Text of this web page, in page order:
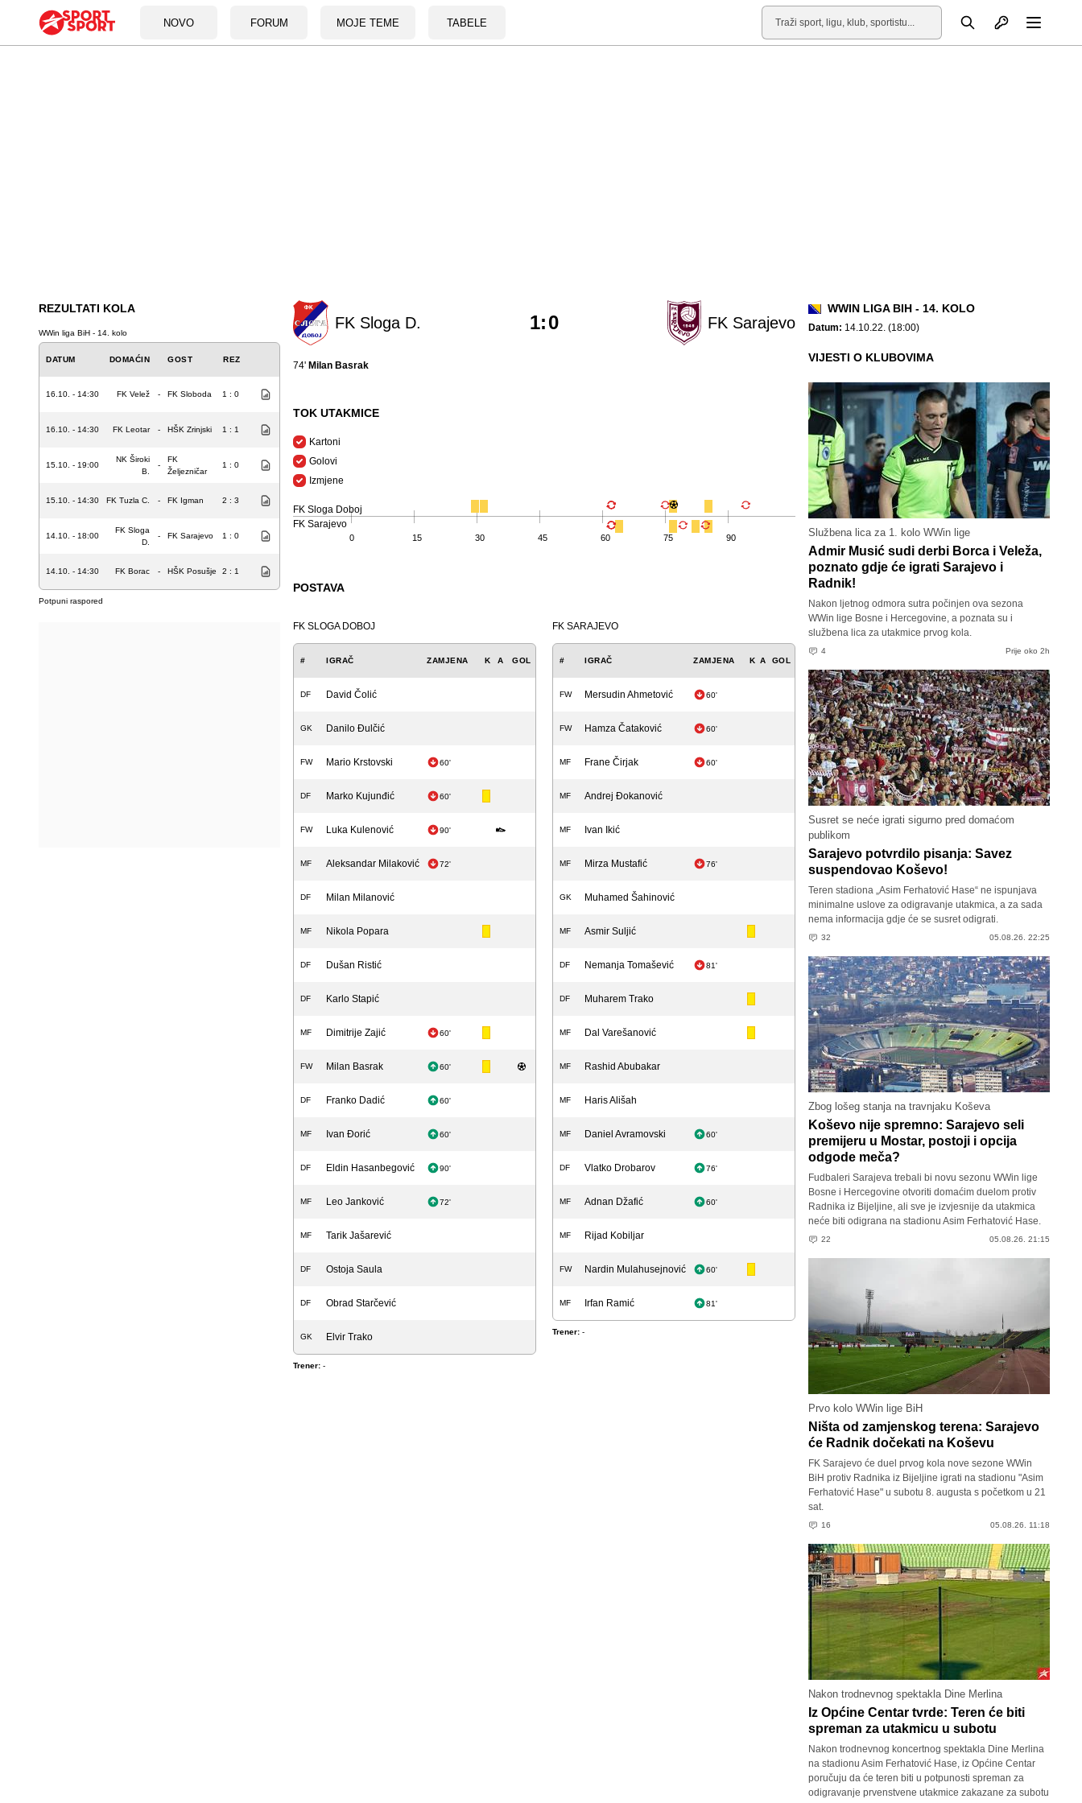
NOVO FORUM MOJE TEME TABELE
Pretraga Otvori profil
REZULTATI KOLA
WWin liga BiH - 14. kolo
DATUM DOMAĆIN GOST REZ
16.10. - 14:30 FK Velež - FK Sloboda 1 : 0
16.10. - 14:30 FK Leotar - HŠK Zrinjski 1 : 1
15.10. - 19:00
NK Široki
B.
-
FK
Željezničar
1 : 0
15.10. - 14:30 FK Tuzla C. - FK Igman 2 : 3
14.10. - 18:00
FK Sloga
D.
- FK Sarajevo 1 : 0
14.10. - 14:30 FK Borac - HŠK Posušje 2 : 1
Potpuni raspored
FK Sloga D. FK Sarajevo
1:0
74' Milan Basrak
TOK UTAKMICE
Kartoni
Golovi
Izmjene
FK Sloga Doboj
FK Sarajevo
0 15 30 45 60 75 90
POSTAVA
FK SLOGA DOBOJ
# IGRAČ ZAMJENA K A GOL
DF David Čolić
GK Danilo Đulčić
FW Mario Krstovski 60'
DF Marko Kujunđić 60'
FW Luka Kulenović 90'
MF Aleksandar Milaković 72'
DF Milan Milanović
MF Nikola Popara
DF Dušan Ristić
DF Karlo Stapić
MF Dimitrije Zajić 60'
FW Milan Basrak 60'
DF Franko Dadić 60'
MF Ivan Đorić 60'
DF Eldin Hasanbegović 90'
MF Leo Janković 72'
MF Tarik Jašarević
DF Ostoja Saula
DF Obrad Starčević
GK Elvir Trako
Trener: -
FK SARAJEVO
# IGRAČ ZAMJENA K A GOL
FW Mersudin Ahmetović 60'
FW Hamza Čataković 60'
MF Frane Čirjak 60'
MF Andrej Đokanović
MF Ivan Ikić
MF Mirza Mustafić 76'
GK Muhamed Šahinović
MF Asmir Suljić
DF Nemanja Tomašević 81'
DF Muharem Trako
MF Dal Varešanović
MF Rashid Abubakar
MF Haris Ališah
MF Daniel Avramovski 60'
DF Vlatko Drobarov 76'
MF Adnan Džafić 60'
MF Rijad Kobiljar
FW Nardin Mulahusejnović 60'
MF Irfan Ramić 81'
Trener: -
WWIN LIGA BIH - 14. KOLO
Datum: 14.10.22. (18:00)
VIJESTI O KLUBOVIMA
Službena lica za 1. kolo WWin lige
Admir Musić sudi derbi Borca i Veleža,
poznato gdje će igrati Sarajevo i
Radnik!
Nakon ljetnog odmora sutra počinjen ova sezona
WWin lige Bosne i Hercegovine, a poznata su i
službena lica za utakmice prvog kola.
4 Prije oko 2h
Susret se neće igrati sigurno pred domaćom
publikom
Sarajevo potvrdilo pisanja: Savez
suspendovao Koševo!
Teren stadiona „Asim Ferhatović Hase“ ne ispunjava
minimalne uslove za odigravanje utakmica, a za sada
nema informacija gdje će se susret odigrati.
32 05.08.26. 22:25
Zbog lošeg stanja na travnjaku Koševa
Koševo nije spremno: Sarajevo seli
premijeru u Mostar, postoji i opcija
odgode meča?
Fudbaleri Sarajeva trebali bi novu sezonu WWin lige
Bosne i Hercegovine otvoriti domaćim duelom protiv
Radnika iz Bijeljine, ali sve je izvjesnije da utakmica
neće biti odigrana na stadionu Asim Ferhatović Hase.
22 05.08.26. 21:15
Prvo kolo WWin lige BiH
Ništa od zamjenskog terena: Sarajevo
će Radnik dočekati na Koševu
FK Sarajevo će duel prvog kola nove sezone WWin
BiH protiv Radnika iz Bijeljine igrati na stadionu "Asim
Ferhatović Hase" u subotu 8. augusta s početkom u 21
sat.
16 05.08.26. 11:18
Nakon trodnevnog spektakla Dine Merlina
Iz Općine Centar tvrde: Teren će biti
spreman za utakmicu u subotu
Nakon trodnevnog koncertnog spektakla Dine Merlina
na stadionu Asim Ferhatović Hase, iz Općine Centar
poručuju da će teren biti u potpunosti spreman za
odigravanje prvenstvene utakmice zakazane za subotu